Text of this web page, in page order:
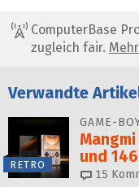
ComputerBase
zugleich fair.
Verwandte
RETRO
GAME-
und
15